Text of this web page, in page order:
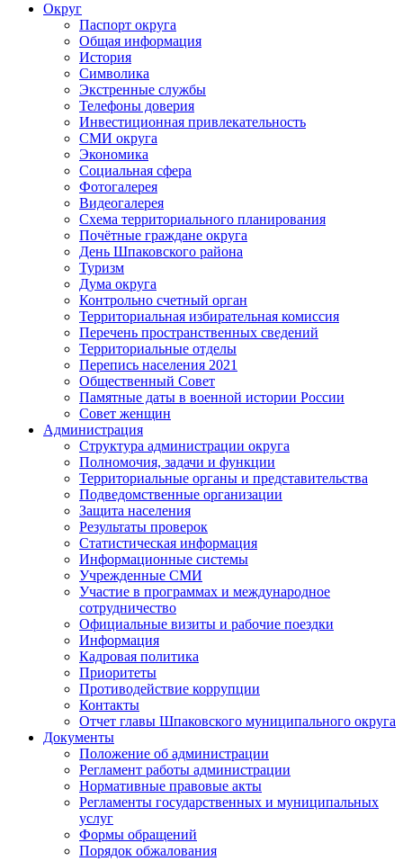
Округ
Паспорт округа
Общая информация
История
Символика
Экстренные службы
Телефоны доверия
Инвестиционная привлекательность
СМИ округа
Экономика
Социальная сфера
Фотогалерея
Видеогалерея
Схема территориального планирования
Почётные граждане округа
День Шпаковского района
Туризм
Дума округа
Контрольно счетный орган
Территориальная избирательная комиссия
Перечень пространственных сведений
Территориальные отделы
Перепись населения 2021
Общественный Совет
Памятные даты в военной истории России
Совет женщин
Администрация
Структура администрации округа
Полномочия, задачи и функции
Территориальные органы и представительства
Подведомственные организации
Защита населения
Результаты проверок
Статистическая информация
Информационные системы
Учрежденные СМИ
Участие в программах и международное
сотрудничество
Официальные визиты и рабочие поездки
Информация
Кадровая политика
Приоритеты
Противодействие коррупции
Контакты
Отчет главы Шпаковского муниципального округа
Документы
Положение об администрации
Регламент работы администрации
Нормативные правовые акты
Регламенты государственных и муниципальных
услуг
Формы обращений
Порядок обжалования